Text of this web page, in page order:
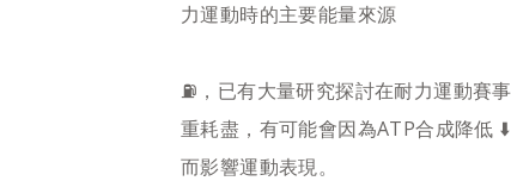
力運動時的主要能量來源
⛽️，已有大量研究探討在耐力運動賽
重耗盡，有可能會因為ATP合成降低
而影響運動表現。​​